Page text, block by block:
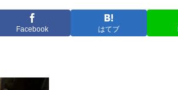
Facebook はてブ